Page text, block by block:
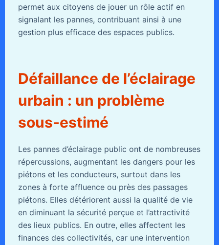
permet aux citoyens de jouer un rôle actif en
signalant les pannes, contribuant ainsi à une
gestion plus efficace des espaces publics.
Défaillance de l’éclairage
urbain : un problème
sous-estimé
Les pannes d’éclairage public ont de nombreuses
répercussions, augmentant les dangers pour les
piétons et les conducteurs, surtout dans les
zones à forte affluence ou près des passages
piétons. Elles détériorent aussi la qualité de vie
en diminuant la sécurité perçue et l’attractivité
des lieux publics. En outre, elles affectent les
finances des collectivités, car une intervention